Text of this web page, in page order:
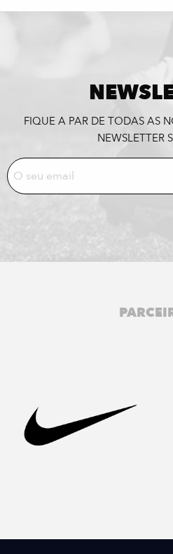
FIQUE A PAR DE TODAS AS
NEWSLETTER